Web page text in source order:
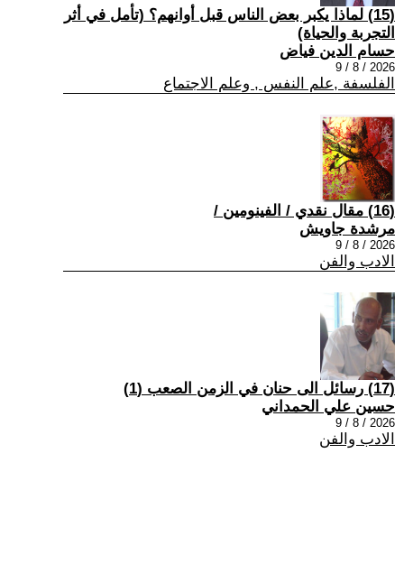
(15) لماذا يكبر بعض الناس قبل أوانهم؟ (تأمل في أثر
التجربة والحياة)
حسام الدين فياض
2026 / 8 / 9
الفلسفة ,علم النفس , وعلم الاجتماع
(16) مقال نقدي / الفينومين /
مرشدة جاويش
2026 / 8 / 9
الادب والفن
(17) رسائل الى حنان في الزمن الصعب (1)
حسين علي الحمداني
2026 / 8 / 9
الادب والفن